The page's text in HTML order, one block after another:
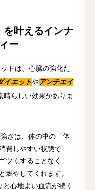
を叶えるインナ
ー
トは、心臓の強化だ
イエットやアンチエイ
晴らしい効果がありま
さは、体の中の「体
費しやすい状態で
ツくすることなく、
燃やしてくれます。
と心地よい血流が続く